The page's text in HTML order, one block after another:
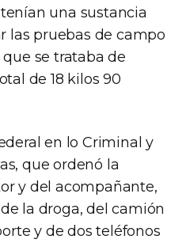
una sustancia
las pruebas de campo
se trataba de
de 18 kilos 90
en lo Criminal y
que ordenó la
y del acompañante,
la droga, del camión
y de dos teléfonos